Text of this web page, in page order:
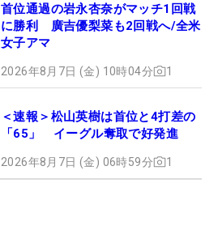
首位通過の岩永杏奈がマッチ1回戦
に勝利 廣吉優梨菜も2回戦へ/全米
女子アマ
2026年8月7日 (金) 10時04分 1
＜速報＞松山英樹は首位と4打差の
「65」 イーグル奪取で好発進
2026年8月7日 (金) 06時59分 1